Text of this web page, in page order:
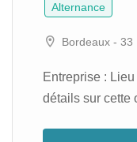
Alternance
Bordeaux - 33
Entreprise :
détails sur cette